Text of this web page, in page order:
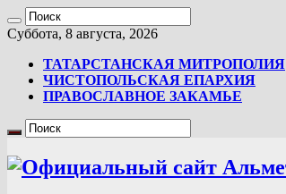
Суббота, 8 августа, 2026
ТАТАРСТАНСКАЯ МИТРОПОЛИЯ
ЧИСТОПОЛЬСКАЯ ЕПАРХИЯ
ПРАВОСЛАВНОЕ ЗАКАМЬЕ